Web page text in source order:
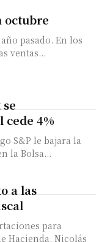
octubre
pasado. En los
del año se registra una caída del 4,9%. Las ventas...
cede 4%
S&P le bajara la
la Bolsa...
a las
para
Hacienda, Nicolás